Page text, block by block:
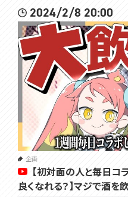
2024/2/8 20:00
企画
【初対面の人と毎日コ
良くなれる？】マジで酒を